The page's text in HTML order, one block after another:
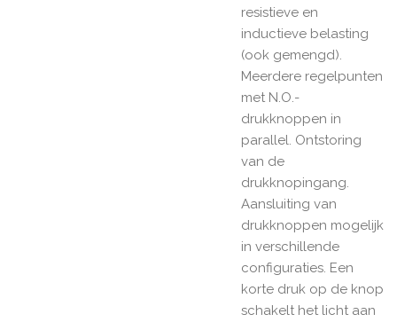
resistieve en
inductieve belasting
(ook gemengd).
Meerdere regelpunten
met N.O.-
drukknoppen in
parallel. Ontstoring
van de
drukknopingang.
Aansluiting van
drukknoppen mogelijk
in verschillende
configuraties. Een
korte druk op de knop
schakelt het licht aan